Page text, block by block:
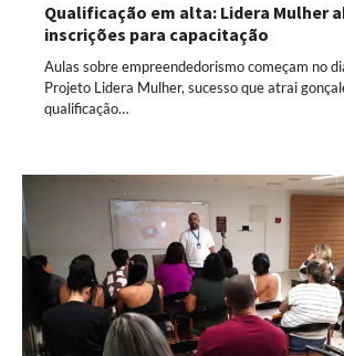
Qualificação em alta: Lidera Mulher
inscrições para capacitação
Aulas sobre empreendedorismo começam no
Projeto Lidera Mulher, sucesso que atrai
qualificação…